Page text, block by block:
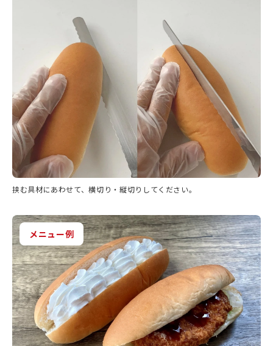
挟む具材にあわせて、横切り・縦切りしてください。
メニュー例